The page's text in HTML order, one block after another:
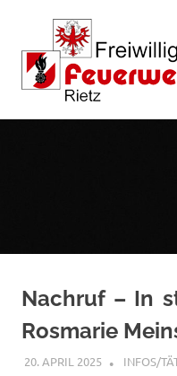
Nachruf – In
Rosmarie
20. APRIL 2025 FFWRIETZ
INFOS/